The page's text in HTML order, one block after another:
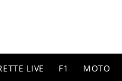
LIVE F1 MOTO